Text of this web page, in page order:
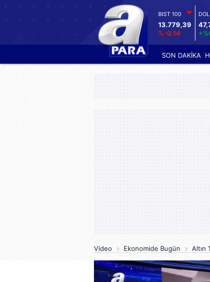
BIST 100
13.779,39
%-0,14
SON DAKİKA
Video Ekonomide Bugün Altın